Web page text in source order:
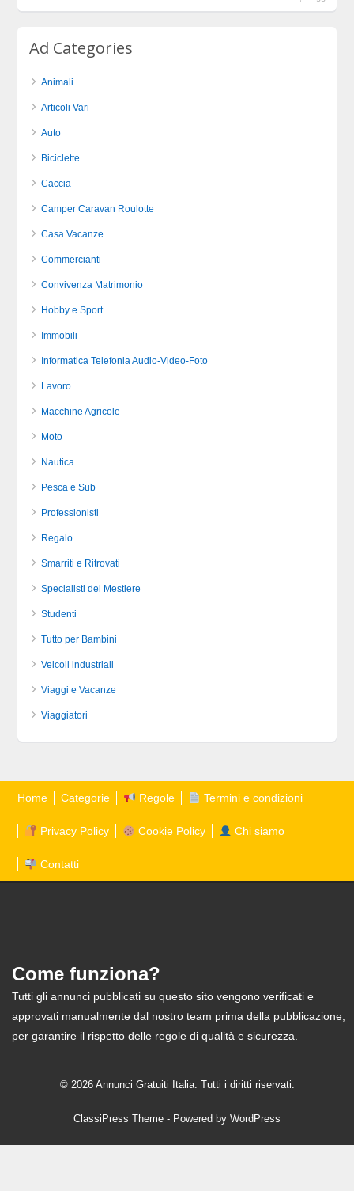
Ad Categories
Animali
Articoli Vari
Auto
Biciclette
Caccia
Camper Caravan Roulotte
Casa Vacanze
Commercianti
Convivenza Matrimonio
Hobby e Sport
Immobili
Informatica Telefonia Audio-Video-Foto
Lavoro
Macchine Agricole
Moto
Nautica
Pesca e Sub
Professionisti
Regalo
Smarriti e Ritrovati
Specialisti del Mestiere
Studenti
Tutto per Bambini
Veicoli industriali
Viaggi e Vacanze
Viaggiatori
Home Categorie Regole Termini e condizioni
Privacy Policy Cookie Policy Chi siamo
Contatti
Come funziona?
Tutti gli annunci pubblicati su questo sito vengono verificati e
approvati manualmente dal nostro team prima della pubblicazione,
per garantire il rispetto delle regole di qualità e sicurezza.
© 2026 Annunci Gratuiti Italia. Tutti i diritti riservati.
ClassiPress Theme - Powered by WordPress